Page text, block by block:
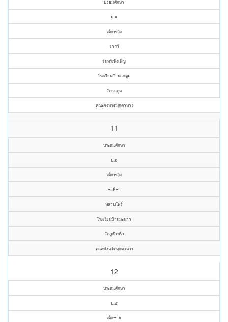
มัธยมศึกษา
ม.๑
เด็กหญิง
จารวี
จันทร์เพ็งเพ็ญ
โรงเรียนบ้านกกตูม
วัดกกตูม
คณะจังหวัดมุกดาหาร
11
ประถมศึกษา
ป.๖
เด็กหญิง
ชลธิชา
หลาบโพธิ์
โรงเรียนบ้านมะนาว
วัดภูกำพร้า
คณะจังหวัดมุกดาหาร
12
ประถมศึกษา
ป.๕
เด็กชาย